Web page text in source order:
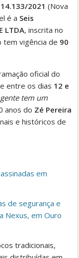
2021 (Nova
é a Seis
LTDA, inscrita no
tem vigência de 90
oficial do
entre os dias 12 e
tem um
anos do Zé Pereira
e históricos de
em
de segurança e
Nexus, em Ouro
tradicionais,